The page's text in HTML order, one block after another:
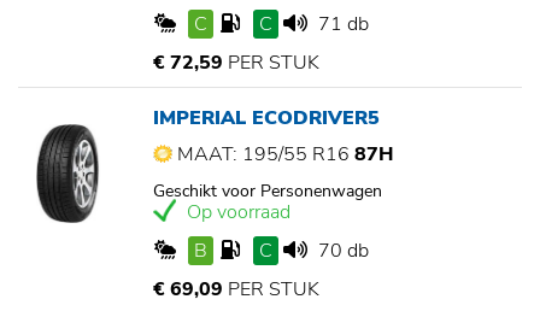
C
C
71 db
€ 72,59 PER STUK
IMPERIAL ECODRIVER5
MAAT: 195/55 R16 87H
Geschikt voor Personenwagen
Op voorraad
B
C
70 db
€ 69,09 PER STUK